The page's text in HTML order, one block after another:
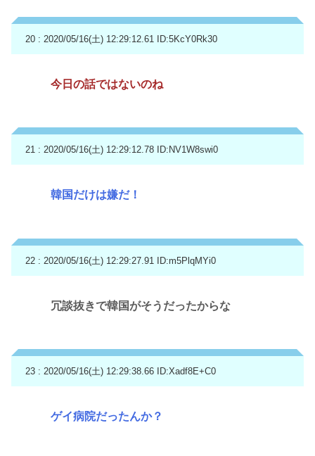
20 : 2020/05/16(土) 12:29:12.61 ID:5KcY0Rk30
今日の話ではないのね
21 : 2020/05/16(土) 12:29:12.78 ID:NV1W8swi0
韓国だけは嫌だ！
22 : 2020/05/16(土) 12:29:27.91 ID:m5PlqMYi0
冗談抜きで韓国がそうだったからな
23 : 2020/05/16(土) 12:29:38.66 ID:Xadf8E+C0
ゲイ病院だったんか？